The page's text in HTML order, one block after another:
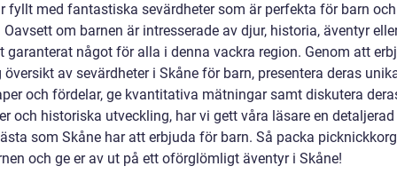
fyllt med fantastiska sevärdheter som är perfekta för barn
om barnen är intresserade av djur, historia, äventyr
garanterat något för alla i denna vackra region. Genom att
av sevärdheter i Skåne för barn, presentera deras
och fördelar, ge kvantitativa mätningar samt diskutera
och historiska utveckling, har vi gett våra läsare en
som Skåne har att erbjuda för barn. Så packa
och ge er av ut på ett oförglömligt äventyr i Skåne!